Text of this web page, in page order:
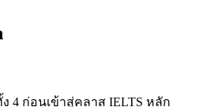
4 ก่อนเข้าสู่คลาส IELTS หลัก